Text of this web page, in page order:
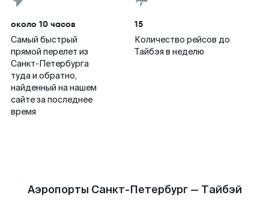
около 10 часов
Самый быстрый
прямой перелет из
Санкт-Петербурга
туда и обратно,
найденный на нашем
сайте за последнее
время
15
Количество рейсов до
Тайбэя в неделю
Аэропорты Санкт-Петербург — Тайбэй